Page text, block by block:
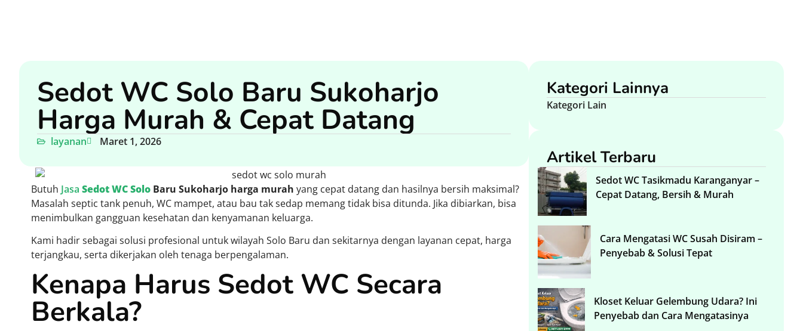
Sedot WC Solo Baru Sukoharjo
Harga Murah & Cepat Datang
layanan Maret 1, 2026
Butuh Jasa Sedot WC Solo Baru Sukoharjo harga murah yang cepat datang dan hasilnya bersih maksimal?
Masalah septic tank penuh, WC mampet, atau bau tak sedap memang tidak bisa ditunda. Jika dibiarkan, bisa
menimbulkan gangguan kesehatan dan kenyamanan keluarga.
Kami hadir sebagai solusi profesional untuk wilayah Solo Baru dan sekitarnya dengan layanan cepat, harga
terjangkau, serta dikerjakan oleh tenaga berpengalaman.
Kenapa Harus Sedot WC Secara
Berkala?
Kategori Lainnya
Kategori Lain
Artikel Terbaru
Sedot WC Tasikmadu Karanganyar –
Cepat Datang, Bersih & Murah
Cara Mengatasi WC Susah Disiram –
Penyebab & Solusi Tepat
Kloset Keluar Gelembung Udara? Ini
Penyebab dan Cara Mengatasinya